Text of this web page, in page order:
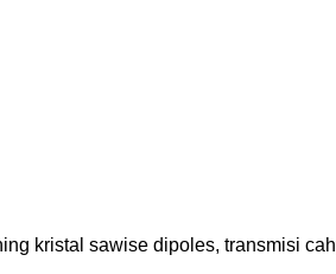
kristal sawise dipoles, transmisi